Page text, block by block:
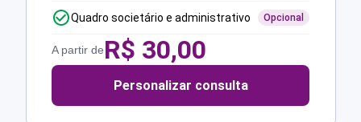
Quadro societário e administrativo Opcional
A partir deR$ 30,00
Personalizar consulta